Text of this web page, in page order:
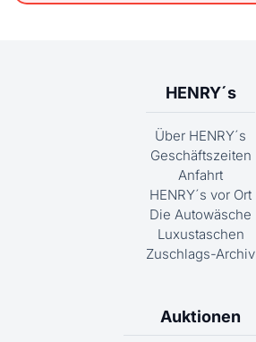
HENRY´s
Über HENRY´s
Geschäftszeiten
Anfahrt
HENRY´s vor Ort
Die Autowäsche
Luxustaschen
Zuschlags-Archiv
Auktionen